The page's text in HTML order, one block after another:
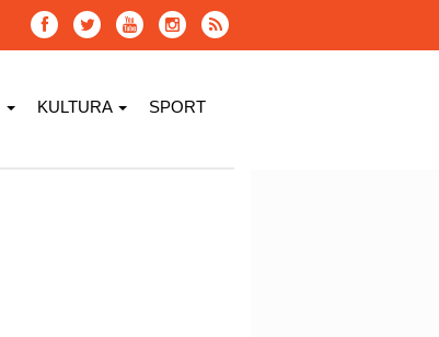
KULTURA SPORT